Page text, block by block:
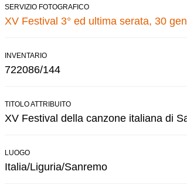
SERVIZIO FOTOGRAFICO
XV Festival 3° ed ultima serata, 30
INVENTARIO
722086/144
TITOLO ATTRIBUITO
XV Festival della canzone italiana di
LUOGO
Italia/Liguria/Sanremo